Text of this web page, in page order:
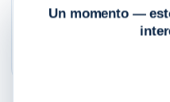
215.00
Un momento —